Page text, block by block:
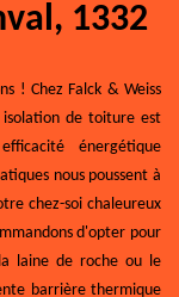
1332
! Chez Falck & Weiss
isolation de toiture est
énergétique
nous poussent à
chez-soi chaleureux
d'opter pour
laine de roche ou le
barrière thermique